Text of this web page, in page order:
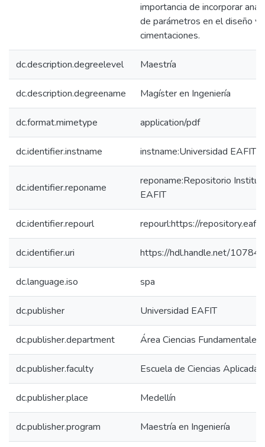
importancia de incorporar
de parámetros en el diseño y
cimentaciones.
dc.description.degreelevel Maestría
dc.description.degreename Magíster en Ingeniería
dc.format.mimetype application/pdf
dc.identifier.instname instname:Universidad EAFIT
dc.identifier.reponame
reponame:Repositorio
EAFIT
dc.identifier.repourl repourl:https://
dc.identifier.uri https://hdl.handle.net/
dc.language.iso spa
dc.publisher Universidad EAFIT
dc.publisher.department Área Ciencias Fundamentales
dc.publisher.faculty Escuela de Ciencias
dc.publisher.place Medellín
dc.publisher.program Maestría en Ingeniería